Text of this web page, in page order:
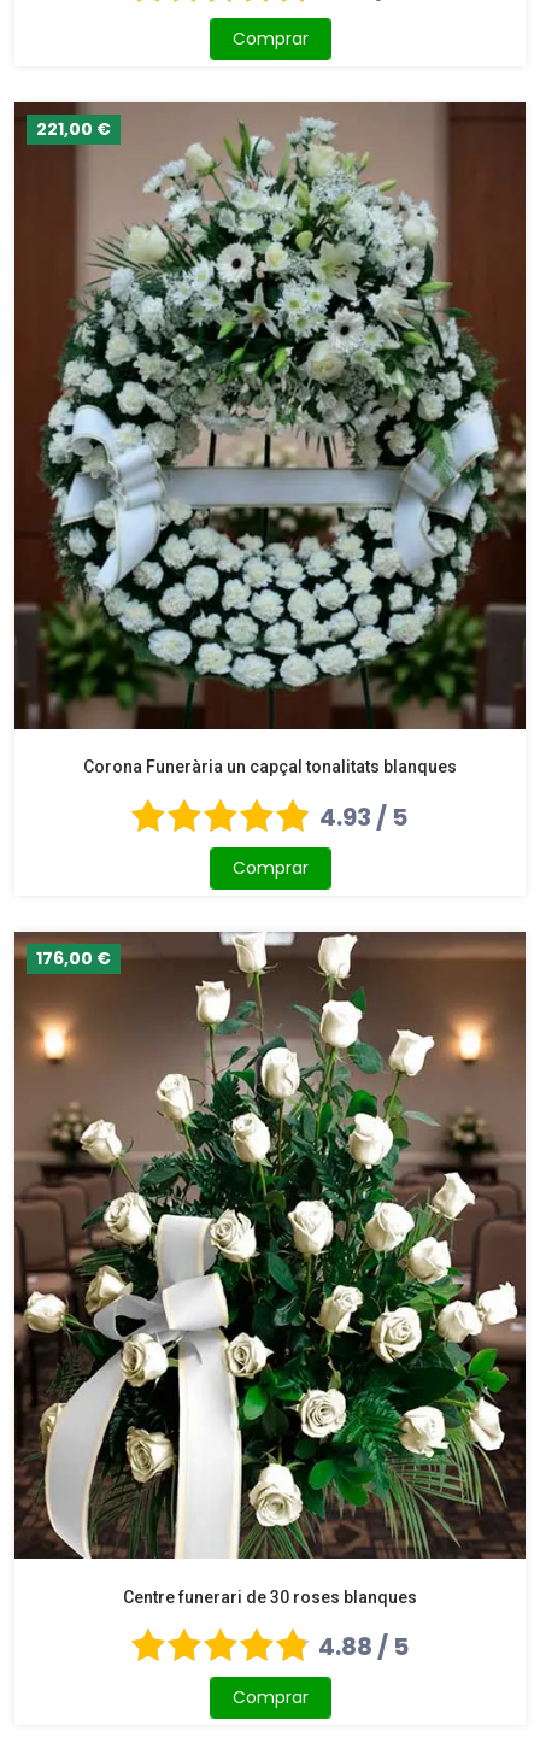
Comprar
221,00 €
Corona Funerària un capçal tonalitats blanques
4.93 / 5
Comprar
176,00 €
Centre funerari de 30 roses blanques
4.88 / 5
Comprar